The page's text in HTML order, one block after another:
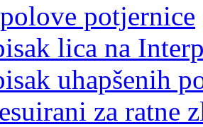
potjernice
lica na
uhapšenih
za ratne